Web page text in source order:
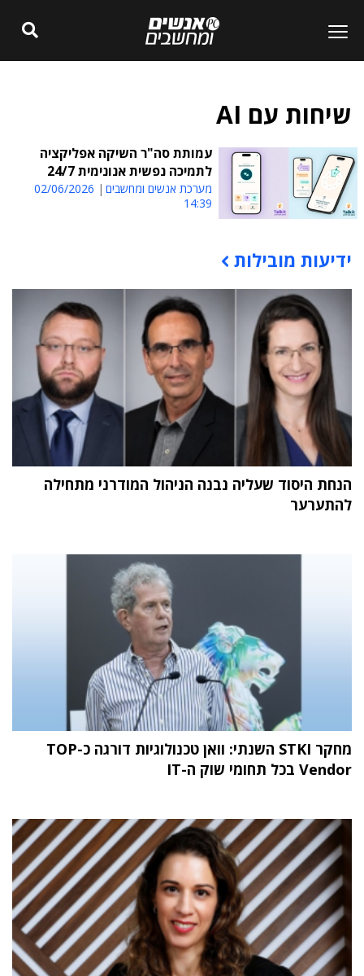
שיחות עם AI
עמותת סה"ר השיקה אפליקציה
לתמיכה נפשית אנונימית 24/7
מערכת אנשים ומחשבים
02/06/2026
14:39
תוכן פרסומי
ידיעות מובילות
הנחת היסוד שעליה נבנה הניהול המודרני מתחילה
להתערער
מחקר STKI השנתי: וואן טכנולוגיות דורגה כ-TOP
Vendor בכל תחומי שוק ה-IT